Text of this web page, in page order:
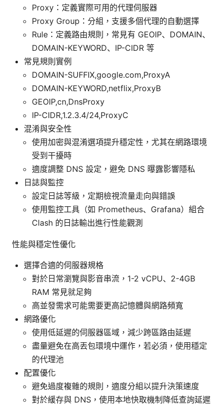
Proxy：定義實際可用的代理伺服器
Proxy Group：分組，支援多個代理的自動選擇
Rule：定義路由規則，常見有 GEOIP、DOMAIN、
DOMAIN-KEYWORD、IP-CIDR 等
常見規則實例
DOMAIN-SUFFIX,google.com,ProxyA
DOMAIN-KEYWORD,netflix,ProxyB
GEOIP,cn,DnsProxy
IP-CIDR,1.2.3.4/24,ProxyC
混淆與安全性
使用加密與混淆選項提升穩定性，尤其在網路環境
受到干擾時
適度調整 DNS 設定，避免 DNS 曝露影響隱私
日誌與監控
設定日誌等級，定期檢視流量走向與錯誤
使用監控工具（如 Prometheus、Grafana）組合
Clash 的日誌輸出進行性能觀測
性能與穩定性優化
選擇合適的伺服器規格
對於日常瀏覽與影音串流，1-2 vCPU、2-4GB
RAM 常見就足夠
高並發需求可能需要更高記憶體與網路頻寬
網路優化
使用低延遲的伺服器區域，減少跨區路由延遲
盡量避免在高丟包環境中運作，若必須，使用穩定
的代理池
配置優化
避免過度複雜的規則，適度分組以提升決策速度
對於緩存與 DNS，使用本地快取機制降低查詢延遲